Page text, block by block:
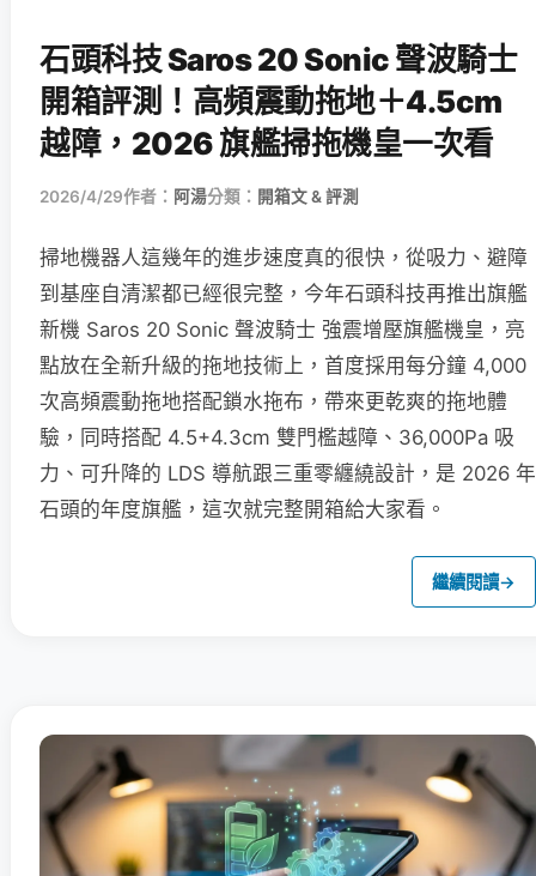
石頭科技 Saros 20 Sonic 聲波騎士
開箱評測！高頻震動拖地＋4.5cm
越障，2026 旗艦掃拖機皇一次看
2026/4/29作者： 阿湯分類： 開箱文 & 評測
掃地機器人這幾年的進步速度真的很快，從吸力、避障
到基座自清潔都已經很完整，今年石頭科技再推出旗艦
新機 Saros 20 Sonic 聲波騎士 強震增壓旗艦機皇，亮
點放在全新升級的拖地技術上，首度採用每分鐘 4,000
次高頻震動拖地搭配鎖水拖布，帶來更乾爽的拖地體
驗，同時搭配 4.5+4.3cm 雙門檻越障、36,000Pa 吸
力、可升降的 LDS 導航跟三重零纏繞設計，是 2026 年
石頭的年度旗艦，這次就完整開箱給大家看。
繼續閱讀→